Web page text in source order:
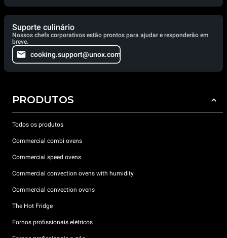
Suporte culinário
Nossos chefs corporativos estão prontos para ajudar e responderão em
breve.
cooking.support@unox.com
PRODUTOS
Todos os produtos
Commercial combi ovens
Commercial speed ovens
Commercial convection ovens with humidity
Commercial convection ovens
The Hot Fridge
Fornos profissionais elétricos